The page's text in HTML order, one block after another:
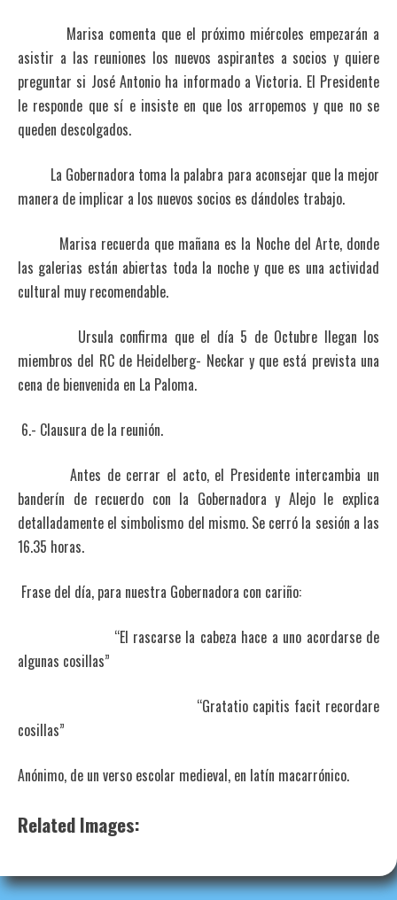
Marisa comenta que el próximo miércoles empezarán a
asistir a las reuniones los nuevos aspirantes a socios y quiere
preguntar si José Antonio ha informado a Victoria. El Presidente
le responde que sí e insiste en que los arropemos y que no se
queden descolgados.
La Gobernadora toma la palabra para aconsejar que la mejor
manera de implicar a los nuevos socios es dándoles trabajo.
Marisa recuerda que mañana es la Noche del Arte, donde
las galerias están abiertas toda la noche y que es una actividad
cultural muy recomendable.
Ursula confirma que el día 5 de Octubre llegan los
miembros del RC de Heidelberg- Neckar y que está prevista una
cena de bienvenida en La Paloma.
6.- Clausura de la reunión.
Antes de cerrar el acto, el Presidente intercambia un
banderín de recuerdo con la Gobernadora y Alejo le explica
detalladamente el simbolismo del mismo. Se cerró la sesión a las
16.35 horas.
Frase del día, para nuestra Gobernadora con cariño:
“El rascarse la cabeza hace a uno acordarse de
algunas cosillas”
“Gratatio capitis facit recordare
cosillas”
Anónimo, de un verso escolar medieval, en latín macarrónico.
Related Images: